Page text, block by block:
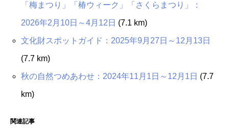
「梅まつり」「椿ウィーク」「さくらまつり」：
2026年2月10日～4月12日 (7.1 km)
文化財スポットガイド：2025年9月27日～12月13日
(7.7 km)
秋の自然つめあわせ：2024年11月1日～12月1日 (7.7
km)
関連記事